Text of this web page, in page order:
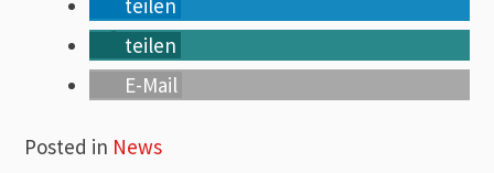
teilen
E-Mail
Posted in News